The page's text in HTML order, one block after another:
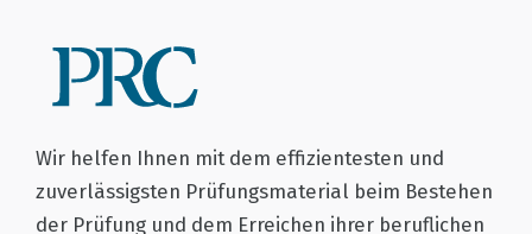
Wir helfen Ihnen mit dem effizientesten und
zuverlässigsten Prüfungsmaterial beim Bestehen
der Prüfung und dem Erreichen ihrer beruflichen